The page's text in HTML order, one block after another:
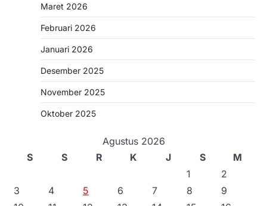
Maret 2026
Februari 2026
Januari 2026
Desember 2025
November 2025
Oktober 2025
Agustus 2026
S
S R K J S
M
1
2
3
4 5 6 7 8
9